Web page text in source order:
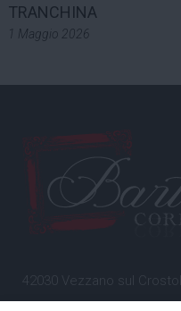
TRANCHINA
1 Maggio 2026
42030 Vezzano sul